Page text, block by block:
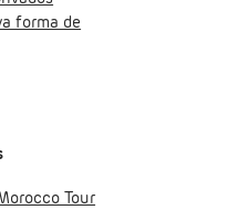
forma de
Tour